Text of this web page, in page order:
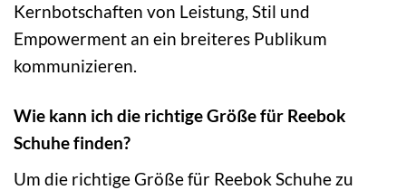
Kernbotschaften von Leistung, Stil und
Empowerment an ein breiteres Publikum
kommunizieren.
Wie kann ich die richtige Größe für Reebok
Schuhe finden?
Um die richtige Größe für Reebok Schuhe zu